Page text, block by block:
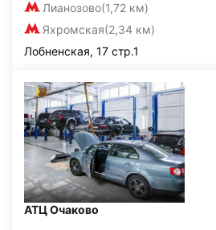
Лианозово(1,72 км)
Яхромская(2,34 км)
Лобненская, 17 стр.1
АТЦ Очаково